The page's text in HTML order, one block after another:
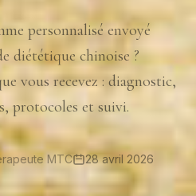
personnalisé envoyé
diététique chinoise ?
vous recevez : diagnostic,
protocoles et suivi.
MTC
28 avril 2026